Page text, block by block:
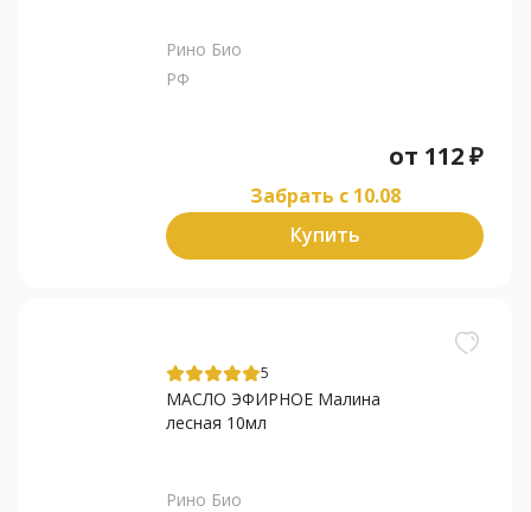
Рино Био
РФ
от 112₽
Забрать c 10.08
Купить
5
МАСЛО ЭФИРНОЕ Малина
лесная 10мл
Рино Био